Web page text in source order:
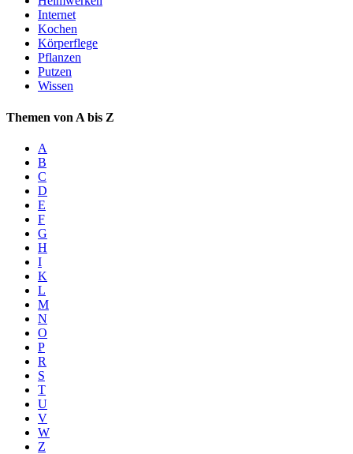
Internet
Kochen
Körperflege
Pflanzen
Putzen
Wissen
Themen von A bis Z
A
B
C
D
E
F
G
H
I
K
L
M
N
O
P
R
S
T
U
V
W
Z